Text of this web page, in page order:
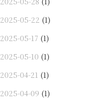
2025-05-22 (1)
2025-05-17 (1)
2025-05-10 (1)
2025-04-21 (1)
2025-04-09 (1)